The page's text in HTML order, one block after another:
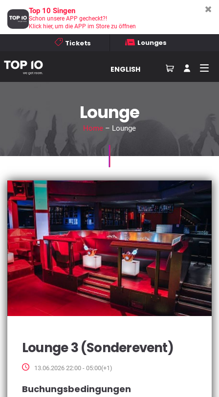
Tickets Lounges
ENGLISH
Lounge
Home– Lounge
Lounge 3 (Sonderevent)
13.06.2026 22:00 - 05:00(+1)
Buchungsbedingungen
Top 10 Singen
Schon unsere APP gecheckt?!
Klick hier, um die APP im Store zu öffnen